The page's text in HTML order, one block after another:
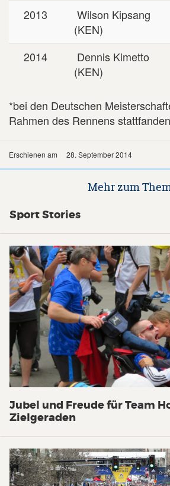
2013
Wilson Kipsang
(KEN)
2014
Dennis Kimetto
(KEN)
*bei den Deutschen
Rahmen des Rennens stattfanden
Erschienen am 28. September 2014
Mehr zum
Sport Stories
Jubel und Freude für Team
Zielgeraden